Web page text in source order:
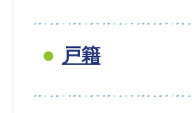
戸籍